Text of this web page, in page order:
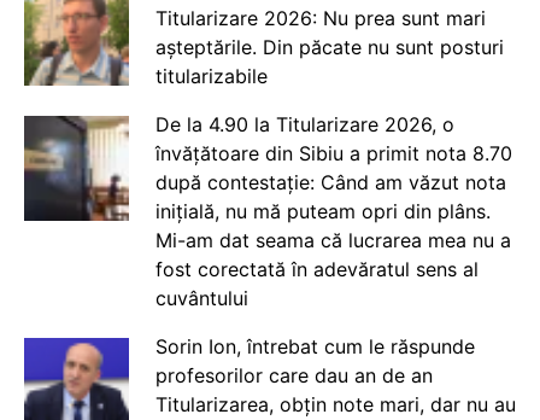
Titularizare 2026: Nu prea sunt mari
așteptările. Din păcate nu sunt posturi
titularizabile
De la 4.90 la Titularizare 2026, o
învățătoare din Sibiu a primit nota 8.70
după contestație: Când am văzut nota
inițială, nu mă puteam opri din plâns.
Mi-am dat seama că lucrarea mea nu a
fost corectată în adevăratul sens al
cuvântului
Sorin Ion, întrebat cum le răspunde
profesorilor care dau an de an
Titularizarea, obțin note mari, dar nu au